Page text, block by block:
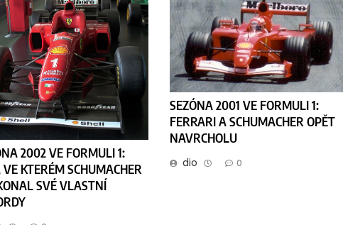
2002 VE FORMULI 1:
VE KTERÉM SCHUMACHER
SVÉ VLASTNÍ
SEZÓNA 2001 VE FORMULI 1:
FERRARI A SCHUMACHER OPĚT
NAVRCHOLU
dio 0